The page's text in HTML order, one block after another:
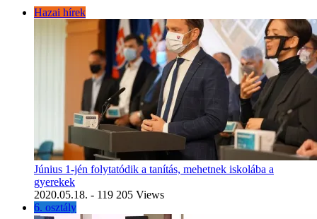
Hazai hírek
Június 1-jén folytatódik a tanítás, mehetnek iskolába a
gyerekek
2020.05.18. - 119 205 Views
6. osztály